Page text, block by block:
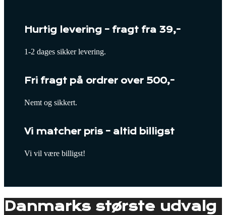
Hurtig levering – fragt fra 39,-
1-2 dages sikker levering.
Fri fragt på ordrer over 500,-
Nemt og sikkert.
Vi matcher pris – altid billigst
Vi vil være billigst!
Danmarks største udvalg